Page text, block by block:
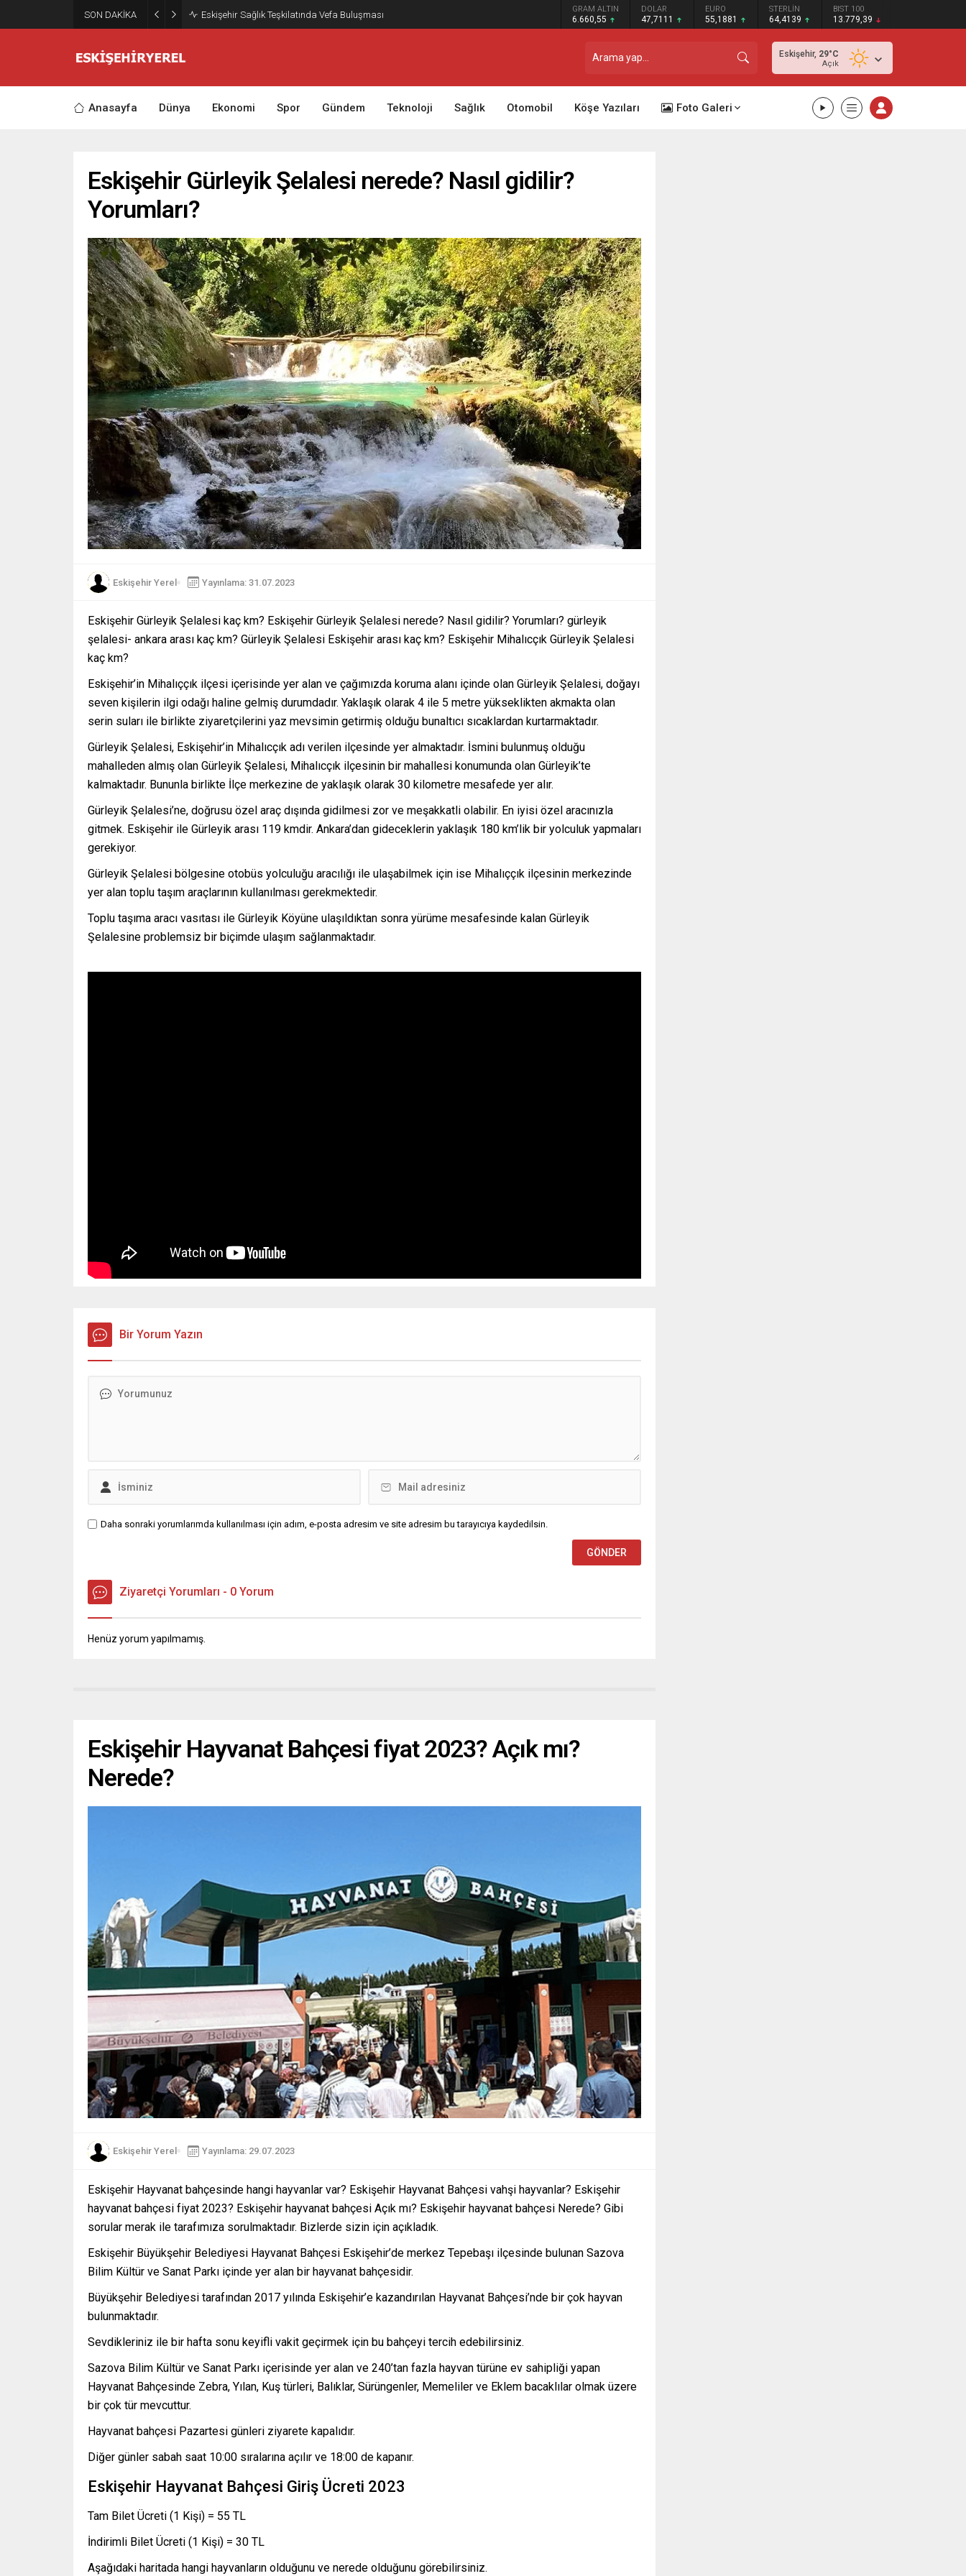
SON DAKİKA Eskişehir Sağlık Teşkilatında Vefa Buluşması GRAM ALTIN
6.660,55
DOLAR
47,7111
EURO
55,1881
STERLİN
64,4139
BIST 100
13.779,39
Eskişehir, 29°C
Açık
Anasayfa Dünya Ekonomi Spor Gündem Teknoloji Sağlık Otomobil Köşe Yazıları Foto Galeri
Eskişehir Gürleyik Şelalesi nerede? Nasıl gidilir?
Yorumları?
Eskişehir Yerel Yayınlama: 31.07.2023
Eskişehir Gürleyik Şelalesi kaç km? Eskişehir Gürleyik Şelalesi nerede? Nasıl gidilir? Yorumları? gürleyik
şelalesi- ankara arası kaç km? Gürleyik Şelalesi Eskişehir arası kaç km? Eskişehir Mihalıcçık Gürleyik Şelalesi
kaç km?
Eskişehir’in Mihalıççık ilçesi içerisinde yer alan ve çağımızda koruma alanı içinde olan Gürleyik Şelalesi, doğayı
seven kişilerin ilgi odağı haline gelmiş durumdadır. Yaklaşık olarak 4 ile 5 metre yükseklikten akmakta olan
serin suları ile birlikte ziyaretçilerini yaz mevsimin getirmiş olduğu bunaltıcı sıcaklardan kurtarmaktadır.
Gürleyik Şelalesi, Eskişehir’in Mihalıcçık adı verilen ilçesinde yer almaktadır. İsmini bulunmuş olduğu
mahalleden almış olan Gürleyik Şelalesi, Mihalıcçık ilçesinin bir mahallesi konumunda olan Gürleyik’te
kalmaktadır. Bununla birlikte İlçe merkezine de yaklaşık olarak 30 kilometre mesafede yer alır.
Gürleyik Şelalesi’ne, doğrusu özel araç dışında gidilmesi zor ve meşakkatli olabilir. En iyisi özel aracınızla
gitmek. Eskişehir ile Gürleyik arası 119 kmdir. Ankara’dan gideceklerin yaklaşık 180 km’lik bir yolculuk yapmaları
gerekiyor.
Gürleyik Şelalesi bölgesine otobüs yolculuğu aracılığı ile ulaşabilmek için ise Mihalıççık ilçesinin merkezinde
yer alan toplu taşım araçlarının kullanılması gerekmektedir.
Toplu taşıma aracı vasıtası ile Gürleyik Köyüne ulaşıldıktan sonra yürüme mesafesinde kalan Gürleyik
Şelalesine problemsiz bir biçimde ulaşım sağlanmaktadır.
Bir Yorum Yazın
Daha sonraki yorumlarımda kullanılması için adım, e-posta adresim ve site adresim bu tarayıcıya kaydedilsin.
Ziyaretçi Yorumları - 0 Yorum
Henüz yorum yapılmamış.
Eskişehir Hayvanat Bahçesi fiyat 2023? Açık mı?
Nerede?
Eskişehir Yerel Yayınlama: 29.07.2023
Eskişehir Hayvanat bahçesinde hangi hayvanlar var? Eskişehir Hayvanat Bahçesi vahşi hayvanlar? Eskişehir
hayvanat bahçesi fiyat 2023? Eskişehir hayvanat bahçesi Açık mı? Eskişehir hayvanat bahçesi Nerede? Gibi
sorular merak ile tarafımıza sorulmaktadır. Bizlerde sizin için açıkladık.
Eskişehir Büyükşehir Belediyesi Hayvanat Bahçesi Eskişehir’de merkez Tepebaşı ilçesinde bulunan Sazova
Bilim Kültür ve Sanat Parkı içinde yer alan bir hayvanat bahçesidir.
Büyükşehir Belediyesi tarafından 2017 yılında Eskişehir’e kazandırılan Hayvanat Bahçesi’nde bir çok hayvan
bulunmaktadır.
Sevdikleriniz ile bir hafta sonu keyifli vakit geçirmek için bu bahçeyi tercih edebilirsiniz.
Sazova Bilim Kültür ve Sanat Parkı içerisinde yer alan ve 240’tan fazla hayvan türüne ev sahipliği yapan
Hayvanat Bahçesinde Zebra, Yılan, Kuş türleri, Balıklar, Sürüngenler, Memeliler ve Eklem bacaklılar olmak üzere
bir çok tür mevcuttur.
Hayvanat bahçesi Pazartesi günleri ziyarete kapalıdır.
Diğer günler sabah saat 10:00 sıralarına açılır ve 18:00 de kapanır.
Eskişehir Hayvanat Bahçesi Giriş Ücreti 2023
Tam Bilet Ücreti (1 Kişi) = 55 TL
İndirimli Bilet Ücreti (1 Kişi) = 30 TL
Aşağıdaki haritada hangi hayvanların olduğunu ve nerede olduğunu görebilirsiniz.